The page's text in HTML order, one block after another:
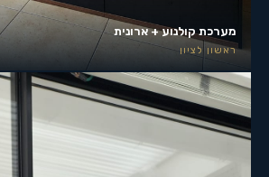
מערכת קולנוע + ארונית
ראשון לציון